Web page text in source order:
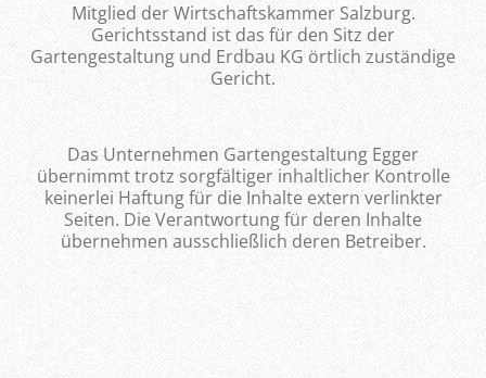
Mitglied der Wirtschaftskammer Salzburg.
Gerichtsstand ist das für den Sitz der
Gartengestaltung und Erdbau KG örtlich zuständige
Gericht.
Das Unternehmen Gartengestaltung Egger
übernimmt trotz sorgfältiger inhaltlicher Kontrolle
keinerlei Haftung für die Inhalte extern verlinkter
Seiten. Die Verantwortung für deren Inhalte
übernehmen ausschließlich deren Betreiber.